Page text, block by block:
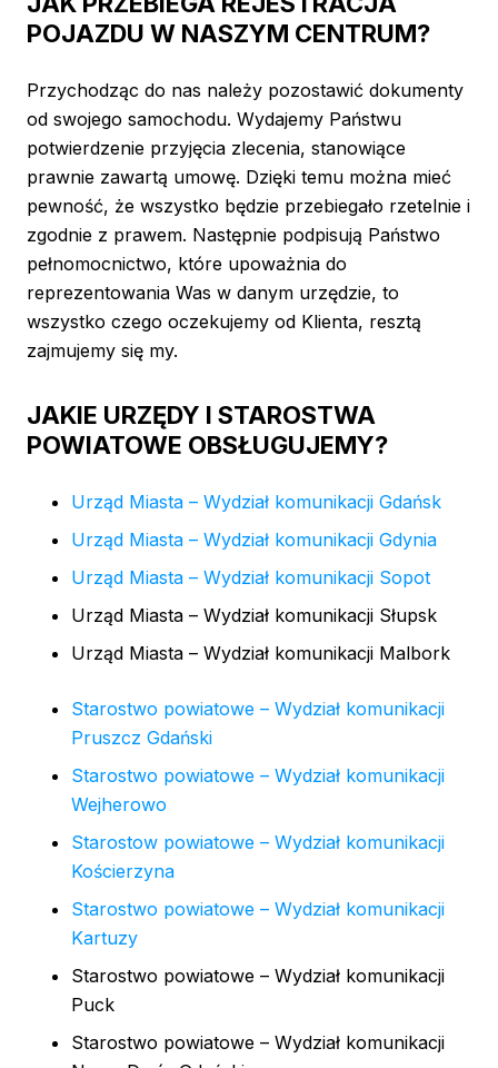
POJAZDU W NASZYM CENTRUM?
Przychodząc do nas należy pozostawić dokumenty
od swojego samochodu. Wydajemy Państwu
potwierdzenie przyjęcia zlecenia, stanowiące
prawnie zawartą umowę. Dzięki temu można mieć
pewność, że wszystko będzie przebiegało rzetelnie i
zgodnie z prawem. Następnie podpisują Państwo
pełnomocnictwo, które upoważnia do
reprezentowania Was w danym urzędzie, to
wszystko czego oczekujemy od Klienta, resztą
zajmujemy się my.
JAKIE URZĘDY I STAROSTWA
POWIATOWE OBSŁUGUJEMY?
Urząd Miasta – Wydział komunikacji Gdańsk
Urząd Miasta – Wydział komunikacji Gdynia
Urząd Miasta – Wydział komunikacji Sopot
Urząd Miasta – Wydział komunikacji Słupsk
Urząd Miasta – Wydział komunikacji Malbork
Starostwo powiatowe – Wydział komunikacji
Pruszcz Gdański
Starostwo powiatowe – Wydział komunikacji
Wejherowo
Starostow powiatowe – Wydział komunikacji
Kościerzyna
Starostwo powiatowe – Wydział komunikacji
Kartuzy
Starostwo powiatowe – Wydział komunikacji
Puck
Starostwo powiatowe – Wydział komunikacji